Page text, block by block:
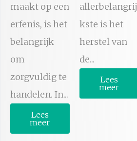
maakt op een
erfenis, is het
belangrijk
om
zorgvuldig te
handelen. In...
Lees
meer
allerbelangrij
kste is het
herstel van
de...
Lees
meer